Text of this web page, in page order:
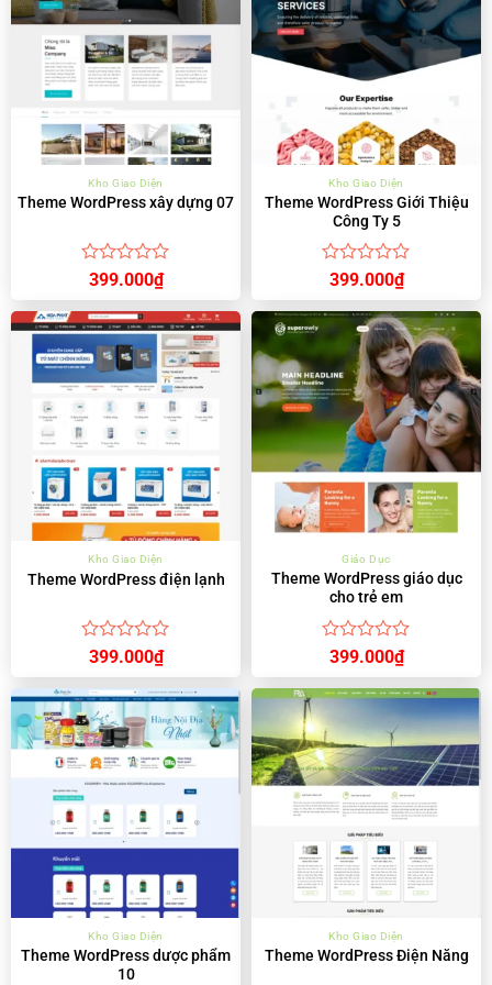
Kho Giao Diện
Theme WordPress xây dựng 07
Được
hạng
0
5
sao
399.000₫
Kho Giao Diện
Theme WordPress Giới Thiệu
Công Ty 5
Được
hạng
0
sao
399.000₫
Kho Giao Diện
Theme WordPress điện lạnh
Được
hạng
0
5
sao
399.000₫
Giáo Dục
Theme WordPress giáo dục
cho trẻ em
Được
hạng
5
sao
399.000₫
Kho Giao Diện
Theme WordPress dược phẩm
10
Kho Giao Diện
Theme WordPress Điện Năng